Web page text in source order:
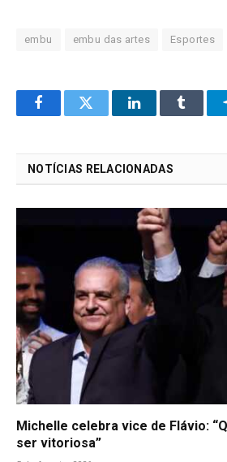
embu embu das artes Esportes
FacebookTwitter LinkedInTumblr
NOTÍCIAS RELACIONADAS
Michelle celebra vice de Flávio:
ser vitoriosa”